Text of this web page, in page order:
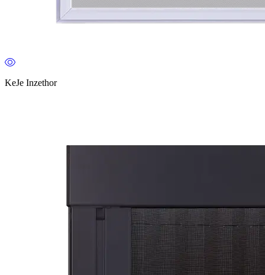
KeJe Inzethor